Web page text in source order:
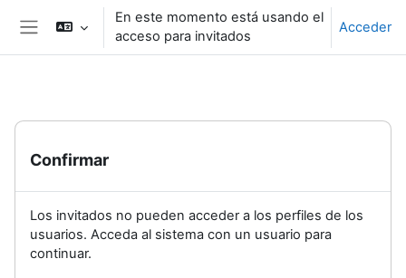
Salta al contenido principal
Panel lateral
En este momento está usando el
acceso para invitados
Acceder
Confirmar
Los invitados no pueden acceder a los perfiles de los
usuarios. Acceda al sistema con un usuario para
continuar.